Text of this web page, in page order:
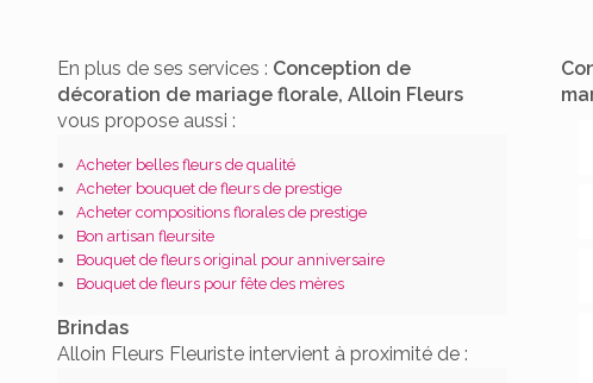
En plus de ses services : Conception de
décoration de mariage florale, Alloin Fleurs
vous propose aussi :
Acheter belles fleurs de qualité
Acheter bouquet de fleurs de prestige
Acheter compositions florales de prestige
Bon artisan fleursite
Bouquet de fleurs original pour anniversaire
Bouquet de fleurs pour fête des mères
Brindas
Alloin Fleurs Fleuriste intervient à proximité de :